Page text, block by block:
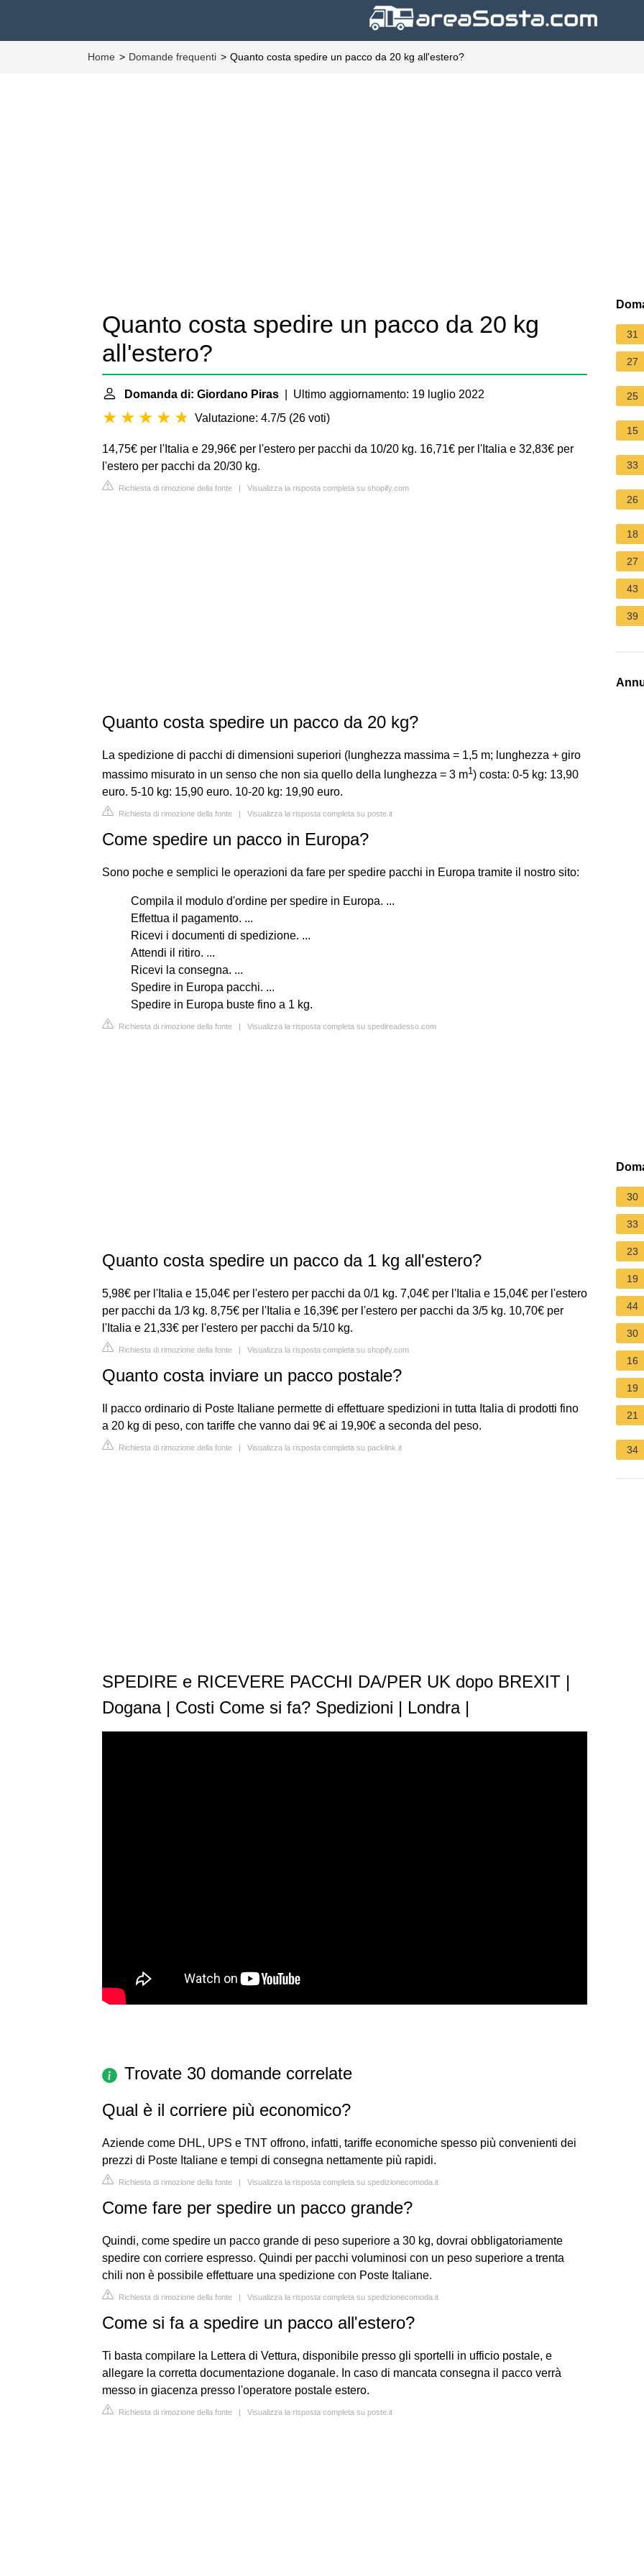
Home Domande frequenti Quanto costa spedire un pacco da 20 kg all'estero?
Quanto costa spedire un pacco da 20 kg
all'estero?
Domanda di: Giordano Piras | Ultimo aggiornamento: 19 luglio 2022
Valutazione: 4.7/5 (26 voti)
14,75€ per l'Italia e 29,96€ per l'estero per pacchi da 10/20 kg. 16,71€ per l'Italia e 32,83€ per
l'estero per pacchi da 20/30 kg.
Richiesta di rimozione della fonte | Visualizza la risposta completa su shopify.com
Quanto costa spedire un pacco da 20 kg?
La spedizione di pacchi di dimensioni superiori (lunghezza massima = 1,5 m; lunghezza + giro
massimo misurato in un senso che non sia quello della lunghezza = 3 m1) costa: 0-5 kg: 13,90
euro. 5-10 kg: 15,90 euro. 10-20 kg: 19,90 euro.
Richiesta di rimozione della fonte Visualizza la risposta completa su poste.it
Come spedire un pacco in Europa?
Sono poche e semplici le operazioni da fare per spedire pacchi in Europa tramite il nostro sito:
Compila il modulo d'ordine per spedire in Europa. ...
Effettua il pagamento. ...
Ricevi i documenti di spedizione. ...
Attendi il ritiro. ...
Ricevi la consegna. ...
Spedire in Europa pacchi. ...
Spedire in Europa buste fino a 1 kg.
Richiesta di rimozione della fonte Visualizza la risposta completa su spedireadesso.com
Quanto costa spedire un pacco da 1 kg all'estero?
5,98€ per l'Italia e 15,04€ per l'estero per pacchi da 0/1 kg. 7,04€ per l'Italia e 15,04€ per l'estero
per pacchi da 1/3 kg. 8,75€ per l'Italia e 16,39€ per l'estero per pacchi da 3/5 kg. 10,70€ per
l'Italia e 21,33€ per l'estero per pacchi da 5/10 kg.
Richiesta di rimozione della fonte Visualizza la risposta completa su shopify.com
Quanto costa inviare un pacco postale?
Il pacco ordinario di Poste Italiane permette di effettuare spedizioni in tutta Italia di prodotti fino
a 20 kg di peso, con tariffe che vanno dai 9€ ai 19,90€ a seconda del peso.
Richiesta di rimozione della fonte Visualizza la risposta completa su packlink.it
SPEDIRE e RICEVERE PACCHI DA/PER UK dopo BREXIT |
Dogana | Costi Come si fa? Spedizioni | Londra |
Trovate 30 domande correlate
Qual è il corriere più economico?
Aziende come DHL, UPS e TNT offrono, infatti, tariffe economiche spesso più convenienti dei
prezzi di Poste Italiane e tempi di consegna nettamente più rapidi.
Richiesta di rimozione della fonte | Visualizza la risposta completa su spedizionecomoda.it
Come fare per spedire un pacco grande?
Quindi, come spedire un pacco grande di peso superiore a 30 kg, dovrai obbligatoriamente
spedire con corriere espresso. Quindi per pacchi voluminosi con un peso superiore a trenta
chili non è possibile effettuare una spedizione con Poste Italiane.
Richiesta di rimozione della fonte | Visualizza la risposta completa su spedizionecomoda.it
Come si fa a spedire un pacco all'estero?
Ti basta compilare la Lettera di Vettura, disponibile presso gli sportelli in ufficio postale, e
allegare la corretta documentazione doganale. In caso di mancata consegna il pacco verrà
messo in giacenza presso l'operatore postale estero.
Richiesta di rimozione della fonte | Visualizza la risposta completa su poste.it
31
27
25
15
33
26
18
27
43
39
30
33
23
19
44
30
16
19
21
34